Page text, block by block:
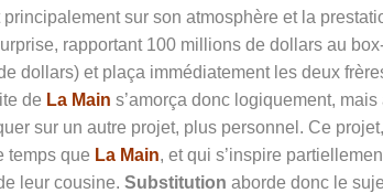
principalement sur son atmosphère et la
rapportant 100 millions de dollars au
dollars) et plaça immédiatement les deux
de La Main s’amorça donc logiquement,
sur un autre projet, plus personnel. Ce
temps que La Main, et qui s’inspire
leur cousine. Substitution aborde donc le